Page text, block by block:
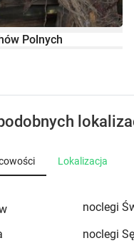
Polnych
Lokalizacja
noclegi
noclegi